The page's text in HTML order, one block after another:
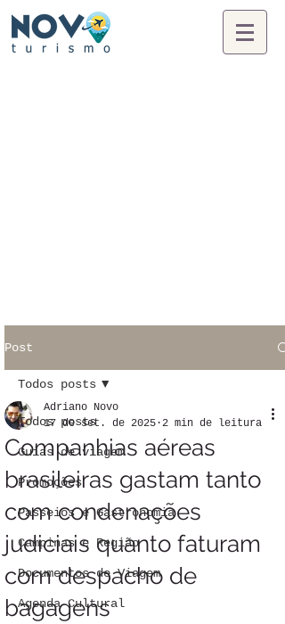
Post
Todos posts
Guias de viagem
Promoções
Passeios e Gastronomia
Campinas e Região
Documentos de Viagem
Agenda Cultural
Todos posts
Companhias aéreas
brasileiras gastam tanto
com condenações
judiciais quanto faturam
com despacho de
bagagens
Adriano Novo
17 de set. de 2025 2 min de leitura